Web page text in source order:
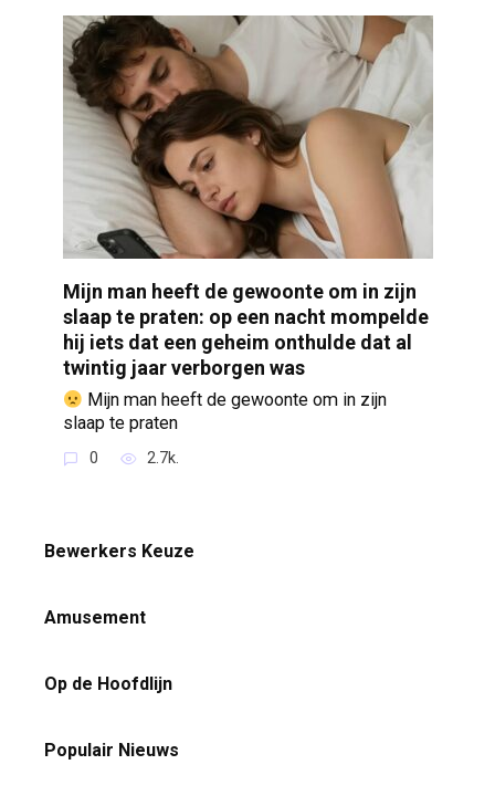
Mijn man heeft de gewoonte om in zijn
slaap te praten: op een nacht mompelde
hij iets dat een geheim onthulde dat al
twintig jaar verborgen was
Mijn man heeft de gewoonte om in zijn
slaap te praten
0 2.7k.
Bewerkers Keuze
Amusement
Op de Hoofdlijn
Populair Nieuws